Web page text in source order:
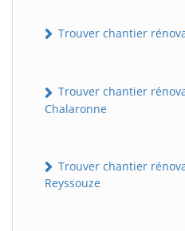
Trouver chantier
Trouver chantier
Chalaronne
Trouver chantier
Reyssouze